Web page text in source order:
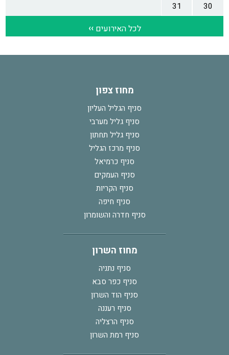
מחוז צפון
סניף הגליל העליון
סניף גליל מערבי
סניף גליל תחתון
סניף מרכז הגליל
סניף כרמיאל
סניף העמקים
סניף הקריות
סניף חיפה
סניף חדרה והשומרון
מחוז השרון
סניף נתניה
סניף כפר סבא
סניף הוד השרון
סניף רעננה
סניף הרצליה
סניף רמת השרון